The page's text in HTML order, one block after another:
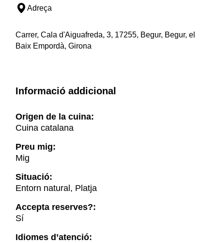
Adreça
Carrer, Cala d'Aiguafreda, 3, 17255, Begur, Begur, el
Baix Empordà, Girona
Informació addicional
Origen de la cuina:
Cuina catalana
Preu mig:
Mig
Situació:
Entorn natural, Platja
Accepta reserves?:
Sí
Idiomes d’atenció: